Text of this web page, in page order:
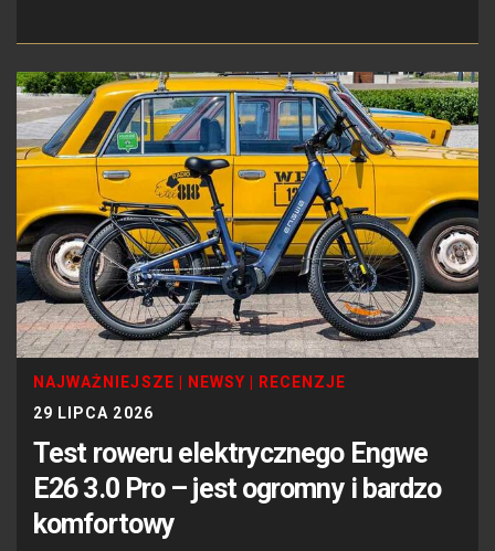
NAJWAŻNIEJSZE NEWSY
RECENZJE
29 LIPCA 2026
Test roweru elektrycznego Engwe
E26 3.0 Pro – jest ogromny i bardzo
komfortowy